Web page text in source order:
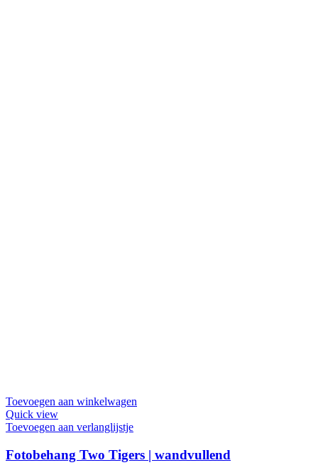
Toevoegen aan winkelwagen
Quick view
Toevoegen aan verlanglijstje
Fotobehang Two Tigers | wandvullend